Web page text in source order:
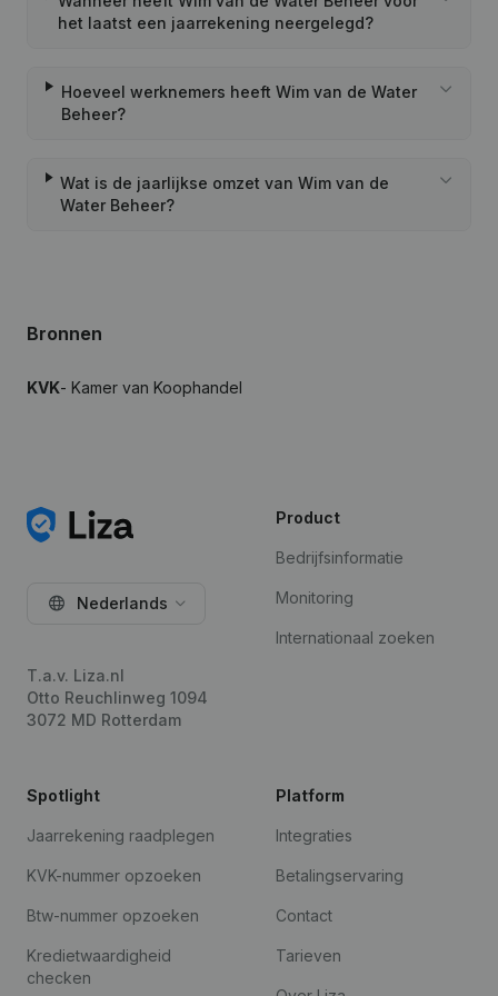
het laatst een jaarrekening neergelegd?
Hoeveel werknemers heeft Wim van de Water
Beheer?
Wat is de jaarlijkse omzet van Wim van de
Water Beheer?
Bronnen
KVK- Kamer van Koophandel
Nederlands
T.a.v. Liza.nl
Otto Reuchlinweg 1094
3072 MD Rotterdam
Product
Bedrijfsinformatie
Monitoring
Internationaal zoeken
Spotlight
Jaarrekening raadplegen
KVK-nummer opzoeken
Btw-nummer opzoeken
Kredietwaardigheid
checken
Platform
Integraties
Betalingservaring
Contact
Tarieven